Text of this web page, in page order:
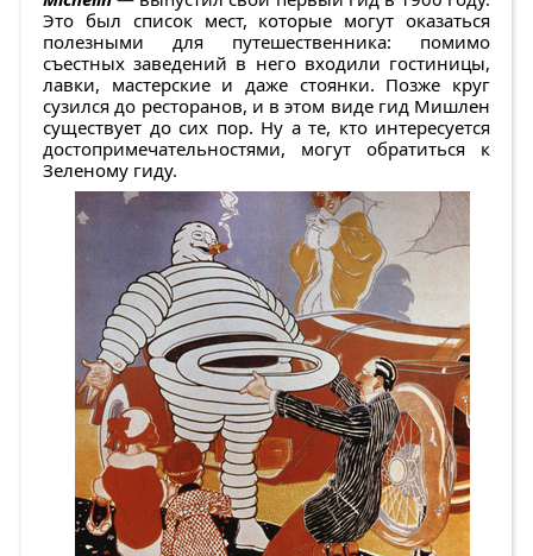
Это был список мест, которые могут оказаться
полезными для путешественника: помимо
съестных заведений в него входили гостиницы,
лавки, мастерские и даже стоянки. Позже круг
сузился до ресторанов, и в этом виде гид Мишлен
существует до сих пор. Ну а те, кто интересуется
достопримечательностями, могут обратиться к
Зеленому гиду.